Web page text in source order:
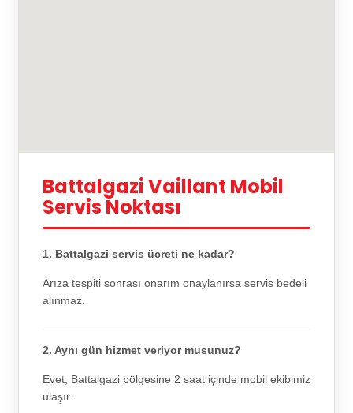
Battalgazi Vaillant Mobil
Servis Noktası
1. Battalgazi servis ücreti ne kadar?
Arıza tespiti sonrası onarım onaylanırsa servis bedeli
alınmaz.
2. Aynı gün hizmet veriyor musunuz?
Evet, Battalgazi bölgesine 2 saat içinde mobil ekibimiz
ulaşır.